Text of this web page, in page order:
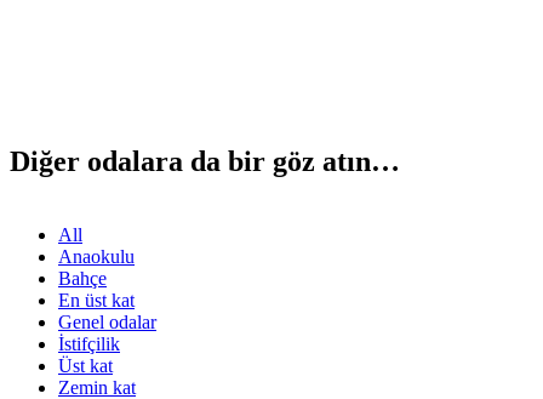
Diğer odalara da bir göz atın…
All
Anaokulu
Bahçe
En üst kat
Genel odalar
İstifçilik
Üst kat
Zemin kat